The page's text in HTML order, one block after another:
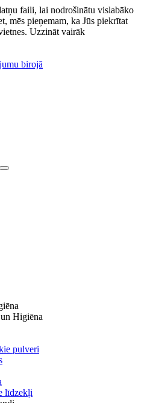
faili, lai nodrošinātu vislabāko
mēs pieņemam, ka Jūs piekrītat
Uzzināt vairāk
birojā
Higiēna
pulveri
līdzekļi